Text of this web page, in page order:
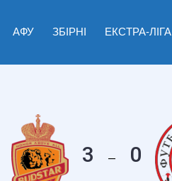
АФУ ЗБІРНІ ЕКСТРА-ЛІГА
3 — 0